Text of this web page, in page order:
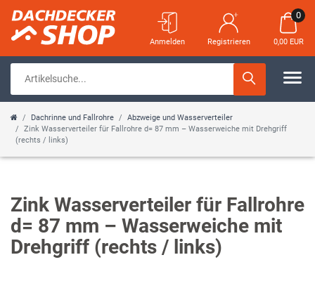
Anmelden Registrieren
0
0,00 EUR
Dachrinne und Fallrohre
Abzweige und Wasserverteiler
Zink Wasserverteiler für Fallrohre d= 87 mm – Wasserweiche mit Drehgriff
(rechts / links)
Zink Wasserverteiler für Fallrohre
d= 87 mm – Wasserweiche mit
Drehgriff (rechts / links)